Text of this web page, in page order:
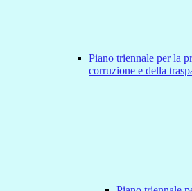
Piano triennale per la
corruzione e della